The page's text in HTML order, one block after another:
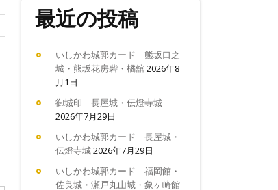
最近の投稿
いしかわ城郭カード 熊坂口之
城・熊坂花房砦・橘舘2026年8
月1日
御城印 長屋城・伝燈寺城
2026年7月29日
いしかわ城郭カード 長屋城・
伝燈寺城2026年7月29日
いしかわ城郭カード 福岡館・
佐良城・瀬戸丸山城・象ヶ崎館